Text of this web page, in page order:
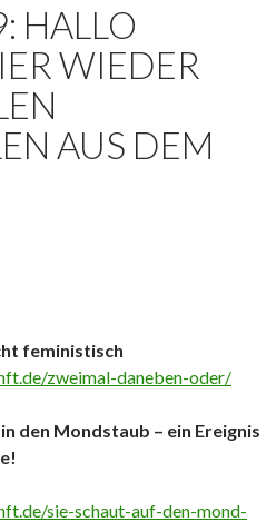
HALLO
WIEDER
AUS DEM
feministisch
zweimal-daneben-oder/
den Mondstaub – ein Ereignis
sie-schaut-auf-den-mond-